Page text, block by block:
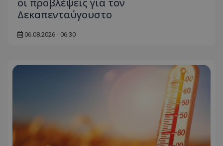
οι προβλέψεις για τον
Δεκαπενταύγουστο
06.08.2026 - 06:30
Τα απολύτως απαραίτητα cookies επιτρέπουν
βασικές λειτουργίες του ιστότοπου, όπως τη
σύνδεση χρήστη και τη διαχείριση λογαριασμού.
Ο ιστότοπος δεν μπορεί να χρησιμοποιηθεί σωστά
χωρίς τα απολύτως απαραίτητα cookies.
.lifenewscy.tothemaonline.com